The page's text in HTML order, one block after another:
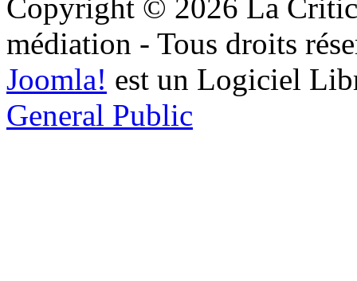
Copyright © 2026 La
médiation - Tous droits
Joomla! est un Logiciel
General Public